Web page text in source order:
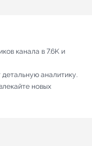
канала в 7.6K и
аналитику.
новых